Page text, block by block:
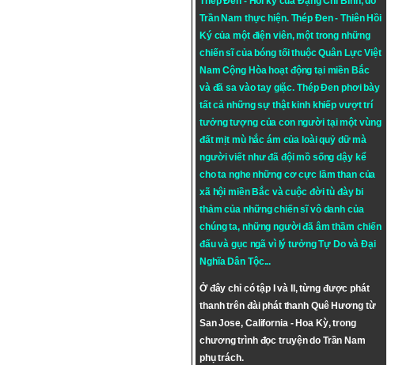
Trần Nam thực hiện. Thép Đen- Thiên Hồi
Ký của một điện viên, một trong những
chiến sĩ của bóng tối thuộc Quân Lực Việt
Nam Cộng Hòa hoạt động tại miền Bắc
và đã sa vào tay giặc. Thép Đen phơi bày
tất cả những sự thật kinh khiếp vượt trí
tưởng tượng của con người tại một vùng
đất mịt mù hắc ám của loài quỷ dữ mà
người viết như đã đội mồ sống dậy kể
cho ta nghe những cơ cực lầm than của
xã hội miền Bắc và cuộc đời tù đày bi
thảm của những chiến sĩ vô danh của
chúng ta, những người đã âm thầm chiến
đấu và gục ngã vì lý tưởngTự DovàĐại
Nghĩa Dân Tộc...
Ở đây chỉ có tập I và II, từng được phát
thanh trên đài phát thanh Quê Hương từ
San Jose, California - Hoa Kỳ, trong
chương trình đọc truyện do Trần Nam
phụ trách.